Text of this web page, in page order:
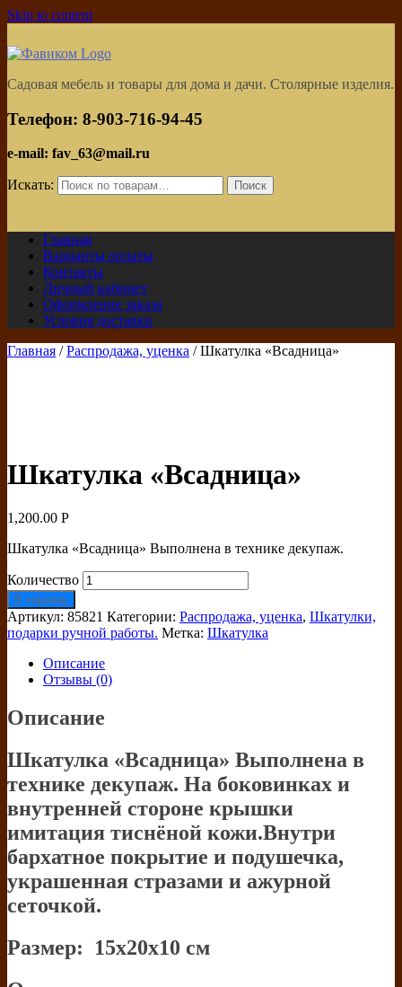
Skip to content
Садовая мебель и товары для дома и дачи. Столярные изделия.
Телефон: 8-903-716-94-45
e-mail: fav_63@mail.ru
Искать: Поиск
Главная
Варианты оплаты
Контакты
Личный кабинет
Оформление заказа
Условия доставки
Главная /Распродажа, уценка / Шкатулка «Всадница»
Шкатулка «Всадница»
1,200.00 Р
Шкатулка «Всадница» Выполнена в технике декупаж.
Количество
В корзину
Артикул: 85821 Категории: Распродажа, уценка, Шкатулки,
подарки ручной работы. Метка: Шкатулка
Описание
Отзывы (0)
Описание
Шкатулка «Всадница» Выполнена в
технике декупаж. На боковинках и
внутренней стороне крышки
имитация тиснёной кожи.Внутри
бархатное покрытие и подушечка,
украшенная стразами и ажурной
сеточкой.
Размер: 15х20х10 см